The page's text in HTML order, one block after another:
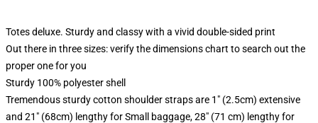
Totes deluxe. Sturdy and classy with a vivid double-sided print
Out there in three sizes: verify the dimensions chart to search out the
proper one for you
Sturdy 100% polyester shell
Tremendous sturdy cotton shoulder straps are 1" (2.5cm) extensive
and 21" (68cm) lengthy for Small baggage, 28" (71 cm) lengthy for